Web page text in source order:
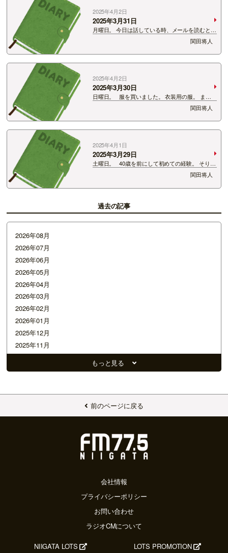
2025年4月2日
2025年3月31日
月曜日。 今日は話している時、メールを読むとき
などに噛んでしまう。 カミカミデー。 これ不思
議なもんであるんです。 野球選手のバッティング
みたいなもので、 何を喋っても噛まない日もあれ
ば、 何を喋っても噛む…
関田将人
2025年4月2日
2025年3月30日
日曜日。 服を買いました。 衣装用の服。 まさ
か40を目前にしてオーバーオールを衣装にすると
は。 遠い存在だと思っていました。 すんごい愛
嬌が出るから。 いいんだね！オーバーオール！！
関田将人
2025年4月1日
2025年3月29日
土曜日。 40歳を前にして初めての経験。 そりゃ
あハマるわ。 この経験をまたするためには仕事を
めっちゃ頑張らなきゃ。 そりゃあそうだ！ 仕事
を頑張る→あの経験でテンション上げる→仕事を
関田将人
過去の記事
2026年08月
2026年07月
2026年06月
2026年05月
2026年04月
2026年03月
2026年02月
2026年01月
2025年12月
2025年11月
2025年10月
2025年07月
2025年05月
2024年06月
もっと見る
前のページに戻る
会社情報
プライバシーポリシー
お問い合わせ
ラジオCMについて
NIIGATA LOTS LOTS PROMOTION